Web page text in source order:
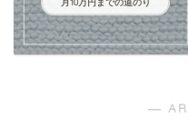
月10万円までの道のり
―